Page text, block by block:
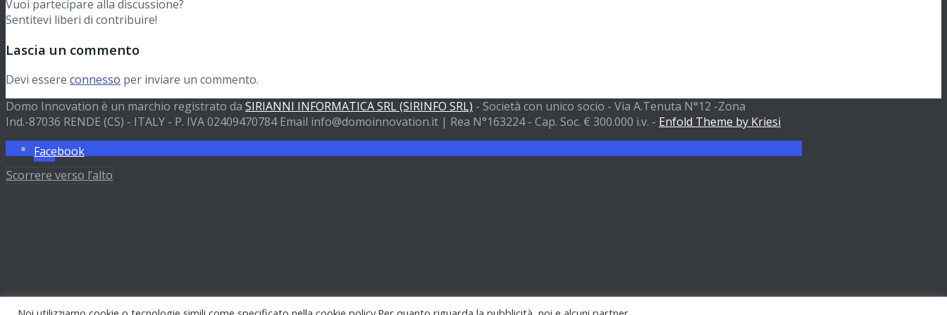
Partner
Preventivi
Contatti
MenuMenu
Vuoi partecipare alla discussione?
Sentitevi liberi di contribuire!
Lascia un commento
Devi essere connesso per inviare un commento.
Domo Innovation è un marchio registrato da SIRIANNI INFORMATICA SRL (SIRINFO SRL) - Società con unico socio - Via A.Tenuta N°12 -Zona
Ind.-87036 RENDE (CS) - ITALY - P. IVA 02409470784 Email info@domoinnovation.it | Rea N°163224 - Cap. Soc. € 300.000 i.v. - Enfold Theme by Kriesi
Facebook
Scorrere verso l’alto